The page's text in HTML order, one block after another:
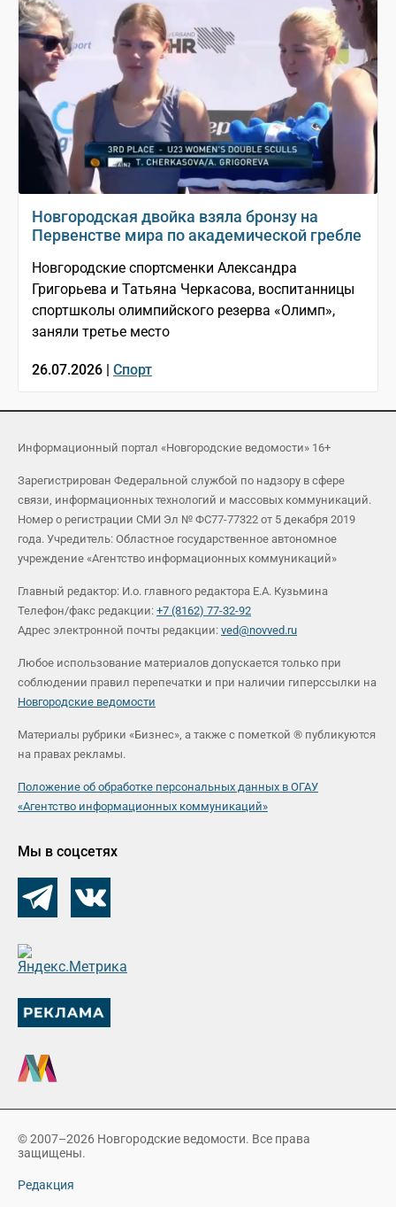
Новгородская двойка взяла бронзу на
Первенстве мира по академической гребле
Новгородские спортсменки Александра
Григорьева и Татьяна Черкасова, воспитанницы
спортшколы олимпийского резерва «Олимп»,
заняли третье место
26.07.2026 | Спорт
Информационный портал «Новгородские ведомости» 16+
Зарегистрирован Федеральной службой по надзору в сфере
связи, информационных технологий и массовых коммуникаций.
Номер о регистрации СМИ Эл № ФС77-77322 от 5 декабря 2019
года. Учредитель: Областное государственное автономное
учреждение «Агентство информационных коммуникаций»
Главный редактор: И.о. главного редактора Е.А. Кузьмина
Телефон/факс редакции: +7 (8162) 77-32-92
Адрес электронной почты редакции: ved@novved.ru
Любое использование материалов допускается только при
соблюдении правил перепечатки и при наличии гиперссылки на
Новгородские ведомости
Материалы рубрики «Бизнес», а также с пометкой ® публикуются
на правах рекламы.
Положение об обработке персональных данных в ОГАУ
«Агентство информационных коммуникаций»
Мы в соцсетях
© 2007–2026 Новгородские ведомости. Все права
защищены.
Редакция